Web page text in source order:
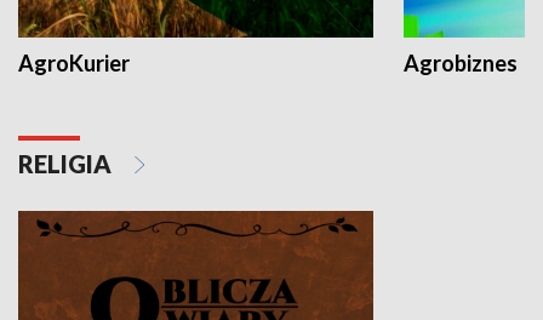
AgroKurier Agrobiznes
RELIGIA